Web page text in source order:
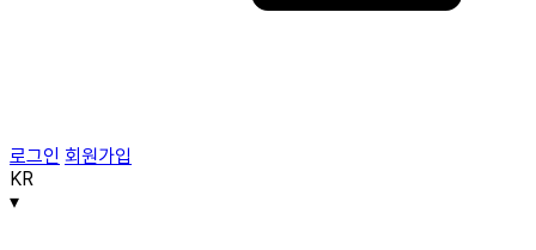
로그인 회원가입
KR
▾